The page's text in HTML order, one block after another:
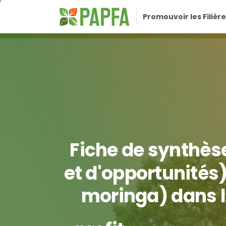
Promouvoir les
Fichede
et
moringa)dans
profit
du